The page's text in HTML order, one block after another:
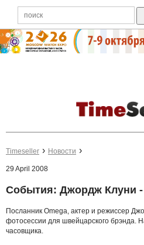
Timeseller Новости
29 April 2008
События: Джордж Клуни -
Посланник Omega, актер и режиссер
фотосессии для швейцарского брэнда.
часовщика.